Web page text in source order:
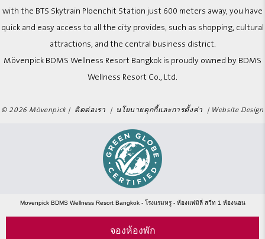
with the BTS Skytrain Ploenchit Station just 600 meters away, you have
quick and easy access to all the city provides, such as shopping, cultural
attractions, and the central business district.
Mövenpick BDMS Wellness Resort Bangkok is proudly owned by BDMS
Wellness Resort Co., Ltd.
© 2026 Mövenpick | ติดต่อเรา | นโยบายคุกกี้และการตั้งค่า | Website Design
Movenpick BDMS Wellness Resort Bangkok - โรงแรมหรู - ห้องแฟมิลี่ สวีท 1 ห้องนอน
จองห้องพัก